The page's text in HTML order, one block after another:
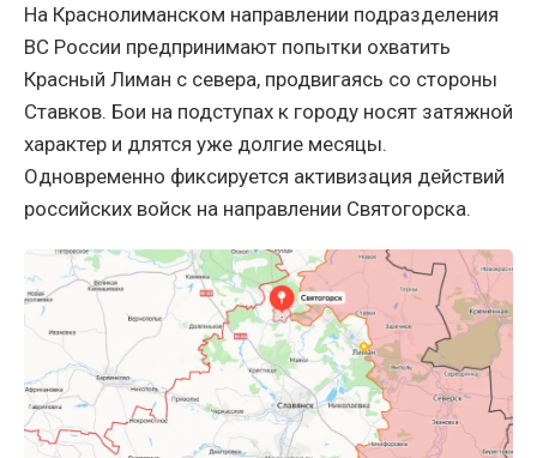
На Краснолиманском направлении подразделения
ВС России предпринимают попытки охватить
Красный Лиман с севера, продвигаясь со стороны
Ставков. Бои на подступах к городу носят затяжной
характер и длятся уже долгие месяцы.
Одновременно фиксируется активизация действий
российских войск на направлении Святогорска.